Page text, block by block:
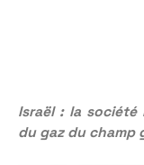
Israël : la société
du gaz du champ